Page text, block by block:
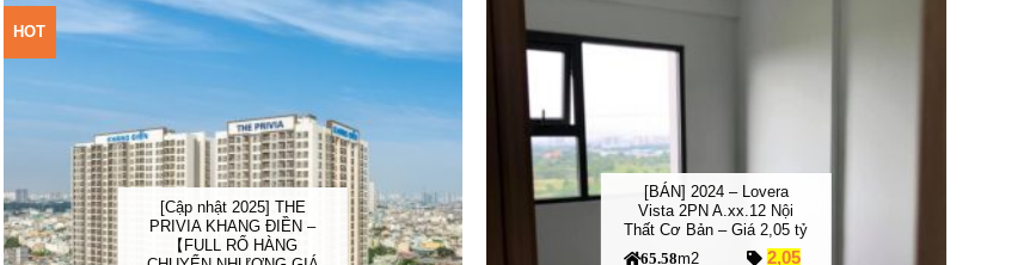
HOT
Add to
[Cập nhật 2025] THE
PRIVIA KHANG ĐIỀN –
【FULL RỔ HÀNG
[BÁN] 2024 – Lovera
Vista 2PN A.xx.12 Nội
Thất Cơ Bản – Giá 2,05 tỷ
65.58m2 2,05